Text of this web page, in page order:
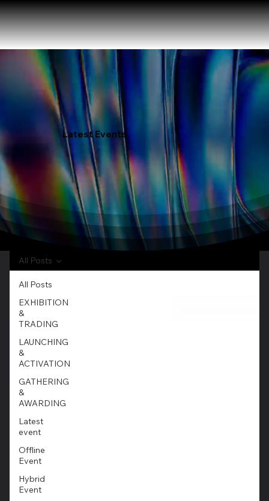
Latest Events
All Posts
EXHIBITION
&
TRADING
LAUNCHING
&
ACTIVATION
GATHERING
&
AWARDING
Latest
event
Offline
Event
Hybrid
Event
All Posts